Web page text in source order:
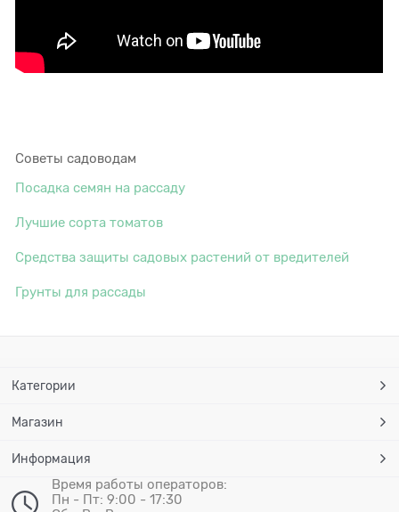
Советы садоводам
Посадка семян на рассаду
Лучшие сорта томатов
Средства защиты садовых растений от вредителей
Грунты для рассады
Категории
Магазин
Информация
Время работы операторов:
Пн - Пт: 9:00 - 17:30